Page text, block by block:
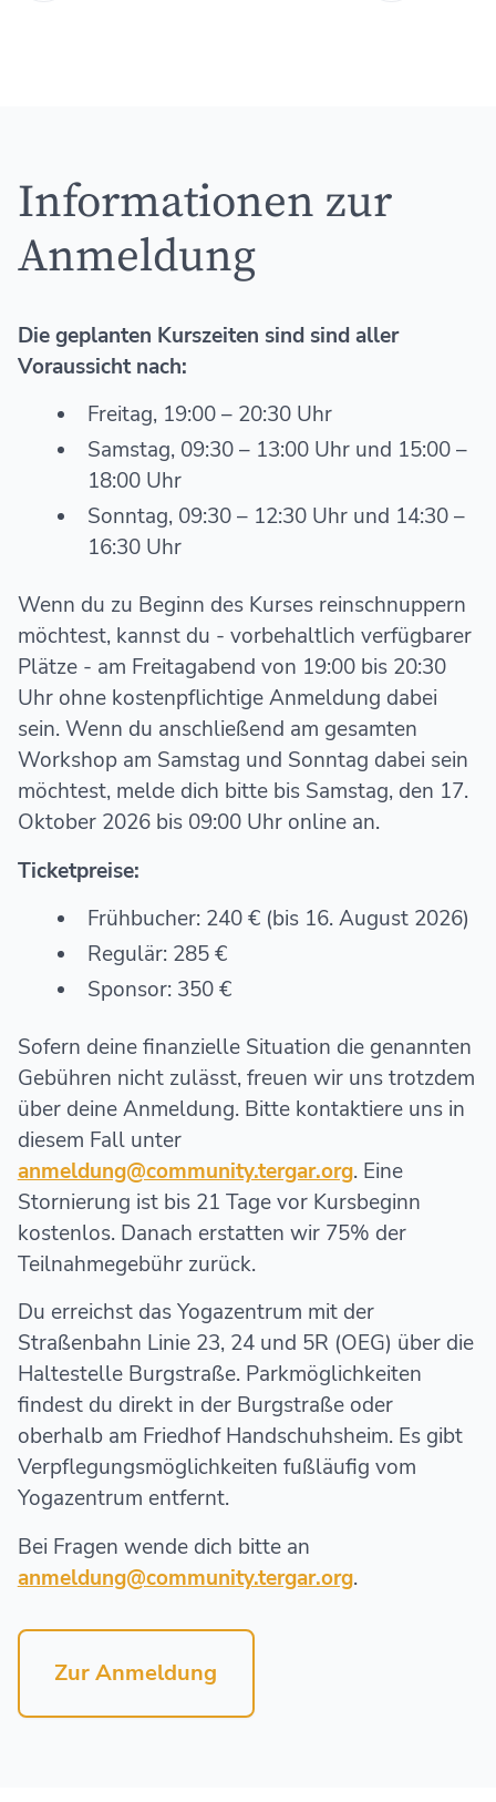
Informationen zur
Anmeldung
Die geplanten Kurszeiten sind sind aller
Voraussicht nach:
Freitag, 19:00 – 20:30 Uhr
Samstag, 09:30 – 13:00 Uhr und 15:00 –
18:00 Uhr
Sonntag, 09:30 – 12:30 Uhr und 14:30 –
16:30 Uhr
Wenn du zu Beginn des Kurses reinschnuppern
möchtest, kannst du - vorbehaltlich verfügbarer
Plätze - am Freitagabend von 19:00 bis 20:30
Uhr ohne kostenpflichtige Anmeldung dabei
sein. Wenn du anschließend am gesamten
Workshop am Samstag und Sonntag dabei sein
möchtest, melde dich bitte bis Samstag, den 17.
Oktober 2026 bis 09:00 Uhr online an.
Ticketpreise:
Frühbucher: 240 € (bis 16. August 2026)
Regulär: 285 €
Sponsor: 350 €
Sofern deine finanzielle Situation die genannten
Gebühren nicht zulässt, freuen wir uns trotzdem
über deine Anmeldung. Bitte kontaktiere uns in
diesem Fall unter
anmeldung@community.tergar.org. Eine
Stornierung ist bis 21 Tage vor Kursbeginn
kostenlos. Danach erstatten wir 75% der
Teilnahmegebühr zurück.
Du erreichst das Yogazentrum mit der
Straßenbahn Linie 23, 24 und 5R (OEG) über die
Haltestelle Burgstraße. Parkmöglichkeiten
findest du direkt in der Burgstraße oder
oberhalb am Friedhof Handschuhsheim. Es gibt
Verpflegungsmöglichkeiten fußläufig vom
Yogazentrum entfernt.
Bei Fragen wende dich bitte an
anmeldung@community.tergar.org.
Zur Anmeldung